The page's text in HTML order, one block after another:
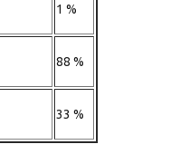
1 %
88 %
33 %